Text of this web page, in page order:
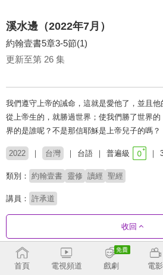
溪水邊（2022年7月）
約翰壹書5章3-5節(1)
更新至第 26 集
我們遵守上帝的誡命，這就是愛他了，並且
從上帝生的，就勝過世界；使我們勝了世界
界的是誰呢？不是那信耶穌是上帝兒子的嗎？
2022 台灣 台語 普遍級
類別： 約翰壹書 靈修 讀經 聖經
講員： 許承道
收回
劇集列表
首頁 電視頻道 戲劇 電影